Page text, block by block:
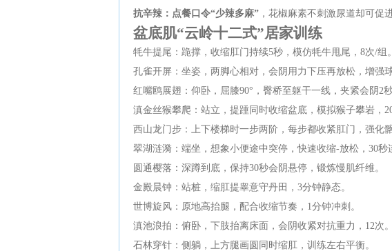
抗辛辣：点餐口令“少辣多麻” ，花椒麻素不刺激尿道却可促
盆底肌“云岭十二式”居家训练
牦牛提尾：跪撑，收缩肛门持续5秒，模仿牦牛甩尾，8次/组。
孔雀开屏：坐姿，两脚心相对，会阴用力下压再放松，增强
红嘴鸥展翅：仰卧，屈膝90°，臀桥至躯干一线，夹紧会阴2秒
滇金丝猴攀爬：站立，提踵同时收缩盆底，模拟猴子攀岩，20
西山龙门步：上下楼梯时一步两阶，每步都收紧肛门，强化髂
翠湖涟漪：端坐，想象小便途中突停，快速收缩-放松，30秒
圆通樱落：深蹲到底，保持30秒会阴悬停，锻炼慢肌纤维。
金殿晨钟：站桩，缩肛提睾意守丹田，3分钟静态。
世博旋风：原地高抬腿，配合收缩节奏，1分钟冲刺。
滇池浪拍：俯卧，下肢抬离床面，会阴收紧对抗重力，12次。
石林穿针：侧躺，上方腿画圆同时缩肛，训练左右平衡。